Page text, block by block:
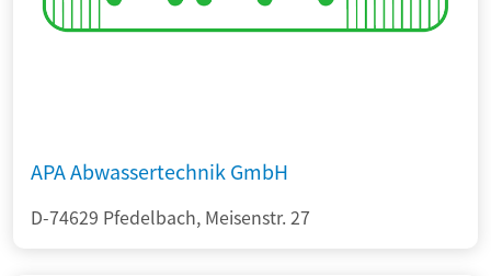
APA Abwassertechnik GmbH
D-74629 Pfedelbach, Meisenstr. 27